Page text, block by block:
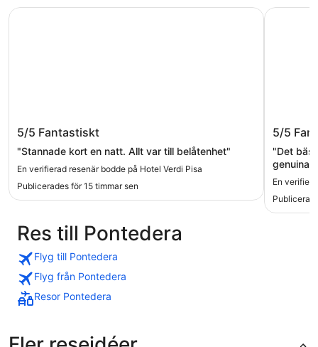
Hotel Verdi Pisa
5/5 Fantastiskt
"Stannade kort en natt. Allt var till belåtenhet"
En verifierad resenär bodde på Hotel Verdi Pisa
Publicerades för 15 timmar sen
Hotel Verdi Pisa
Hotel
5/5
"Det
genuina
Vårt
många
En
Hotel
Res till Pontedera
Flyg till Pontedera
Flyg från Pontedera
Resor Pontedera